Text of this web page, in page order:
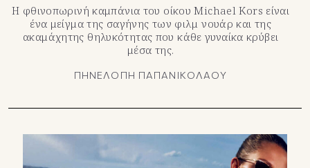
Η φθινοπωρινή καμπάνια του οίκου Michael Kors είναι
ένα μείγμα της σαγήνης των φιλμ νουάρ και της
ακαμάχητης θηλυκότητας που κάθε γυναίκα κρύβει
μέσα της.
ΠΗΝΕΛΟΠΗ ΠΑΠΑΝΙΚΟΛΑΟΥ